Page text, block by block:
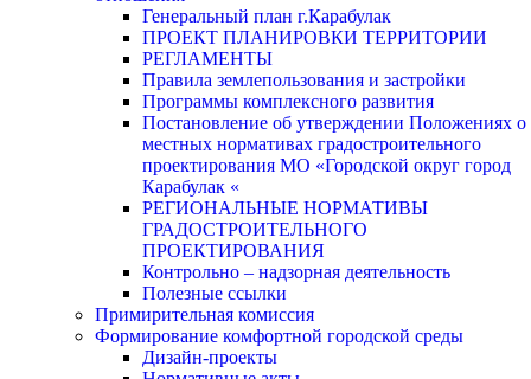
Генеральный план г.Карабулак
ПРОЕКТ ПЛАНИРОВКИ ТЕРРИТОРИИ
РЕГЛАМЕНТЫ
Правила землепользования и застройки
Программы комплексного развития
Постановление об утверждении Положениях о
местных нормативах градостроительного
проектирования МО «Городской округ город
Карабулак «
РЕГИОНАЛЬНЫЕ НОРМАТИВЫ
ГРАДОСТРОИТЕЛЬНОГО
ПРОЕКТИРОВАНИЯ
Контрольно – надзорная деятельность
Полезные ссылки
Примирительная комиссия
Формирование комфортной городской среды
Дизайн-проекты